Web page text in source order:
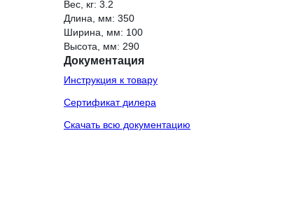
Вес, кг: 3.2
Длина, мм: 350
Ширина, мм: 100
Высота, мм: 290
Документация
Инструкция к товару
Сертификат дилера
Скачать всю документацию